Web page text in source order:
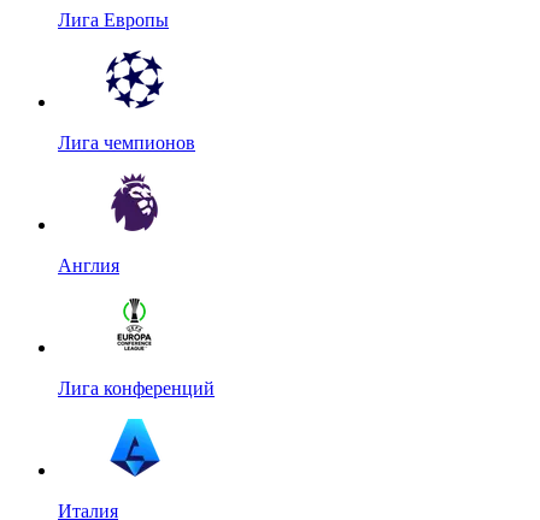
Лига Европы
Лига чемпионов
Англия
Лига конференций
Италия